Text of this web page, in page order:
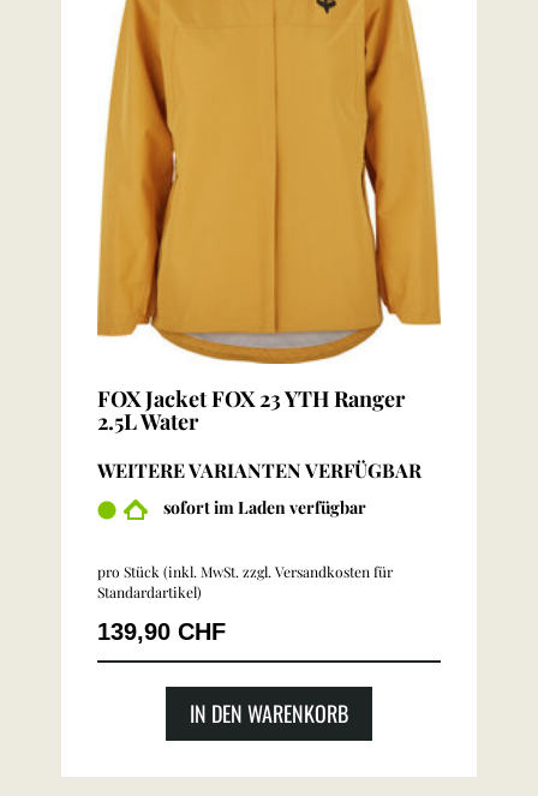
FOX Jacket FOX 23 YTH Ranger
2.5L Water
WEITERE VARIANTEN VERFÜGBAR
sofort im Laden verfügbar
pro Stück (inkl. MwSt. zzgl.Versandkosten für
Standardartikel)
139,90 CHF
IN DEN WARENKORB